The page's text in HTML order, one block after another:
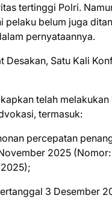
tertinggi Polri.
pelaku belum juga
pernyataannya.
Desakan, Satu Kali
telah
termasuk:
percepatan
2025
3 Desember